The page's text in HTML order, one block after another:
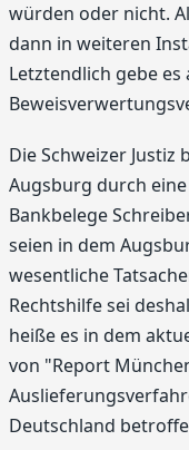
würden oder nicht.
dann in weiteren
Letztendlich gebe
Die Schweizer
Augsburg durch
Bankbelege
seien in dem
wesentliche
Rechtshilfe sei
heiße es in dem
von "Report
Deutschland